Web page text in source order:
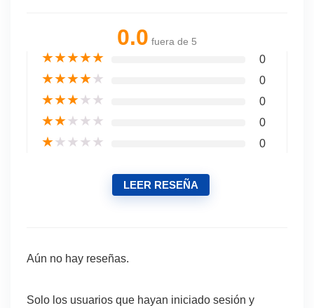
0.0 fuera de 5
★★★★★ 0
★★★★★ 0
★★★★★ 0
★★★★★ 0
★★★★★ 0
LEER RESEÑA
Aún no hay reseñas.
Solo los usuarios que hayan iniciado sesión y